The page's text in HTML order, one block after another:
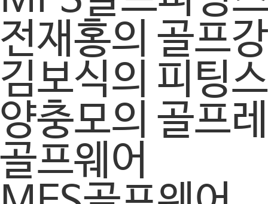
전재홍의 골프
김보식의 피팅
양충모의 골프
골프웨어